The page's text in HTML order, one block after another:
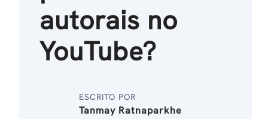
autorais no
YouTube?
ESCRITO POR
Tanmay Ratnaparkhe